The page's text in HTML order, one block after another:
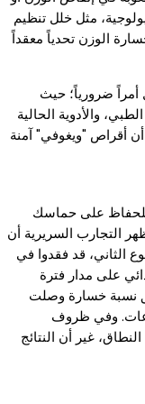
مثل خلل تنظيم
الوزن تحدياً معقداً
أمراً ضرورياً؛ حيث
والأدوية الحالية
أقراص "ويغوفي" آمنة
للحفاظ على حماسك
التجارب السريرية أن
الثاني، قد فقدوا في
الابتدائي على مدار فترة
حقق نسبة خسارة وصلت
الجرعات. وفي ظروف
غير أن النتائج